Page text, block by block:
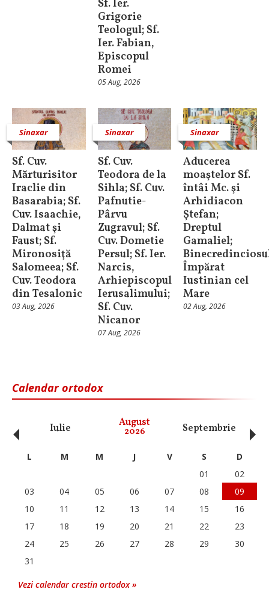
Sf. Ier.
Grigorie
Teologul; Sf.
Ier. Fabian,
Episcopul
Romei
05 Aug, 2026
Sinaxar
Sf. Cuv.
Mărturisitor
Iraclie din
Basarabia; Sf.
Cuv. Isaachie,
Dalmat şi
Faust; Sf.
Mironosiţă
Salomeea; Sf.
Cuv. Teodora
din Tesalonic
03 Aug, 2026
Sinaxar
Sf. Cuv.
Teodora de la
Sihla; Sf. Cuv.
Pafnutie-
Pârvu
Zugravul; Sf.
Cuv. Dometie
Persul; Sf. Ier.
Narcis,
Arhiepiscopul
Ierusalimului;
Sf. Cuv.
Nicanor
07 Aug, 2026
Sinaxar
Aducerea
moaştelor Sf.
întâi Mc. şi
Arhidiacon
Ştefan;
Dreptul
Gamaliel;
Împărat
Iustinian cel
Mare
02 Aug, 2026
Calendar ortodox
Iulie August
2026 Septembrie
‹ L M M J V S
D
01
02
03
04 05 06 07 08
09
10
11 12 13 14 15
16
17
18 19 20 21 22
23
24
25 26 27 28 29
30
31
Vezi calendar crestin ortodox »